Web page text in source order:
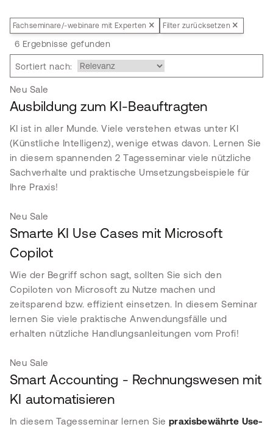
Fachseminare/-webinare mit Experten Filter zurücksetzen
6 Ergebnisse gefunden
Sortiert nach:
Neu Sale
Ausbildung zum KI-Beauftragten
KI ist in aller Munde. Viele verstehen etwas unter KI
(Künstliche Intelligenz), wenige etwas davon. Lernen Sie
in diesem spannenden 2 Tagesseminar viele nützliche
Sachverhalte und praktische Umsetzungsbeispiele für
Ihre Praxis!
Neu Sale
Smarte KI Use Cases mit Microsoft
Copilot
Wie der Begriff schon sagt, sollten Sie sich den
Copiloten von Microsoft zu Nutze machen und
zeitsparend bzw. effizient einsetzen. In diesem Seminar
lernen Sie viele praktische Anwendungsfälle und
erhalten nützliche Handlungsanleitungen vom Profi!
Neu Sale
Smart Accounting - Rechnungswesen mit
KI automatisieren
In diesem Tagesseminar lernen Siepraxisbewährte Use-